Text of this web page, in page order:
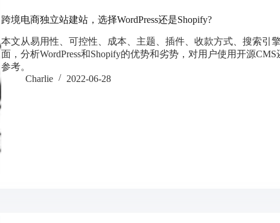
跨境电商独立站建站，选择WordPress还是Shopify?
本文从易用性、可控性、成本、主题、插件、收款方式、搜索引
面，分析WordPress和Shopify的优势和劣势，对用户使用开源
参考。
Charlie
2022-06-28